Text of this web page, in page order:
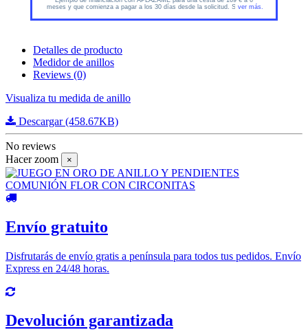
Detalles de producto
Medidor de anillos
Reviews (0)
Visualiza tu medida de anillo
Descargar (458.67KB)
No reviews
Hacer zoom
×
Envío gratuito
Disfrutarás de envío gratis a península para todos tus pedidos. Envío
Express en 24/48 horas.
Devolución garantizada